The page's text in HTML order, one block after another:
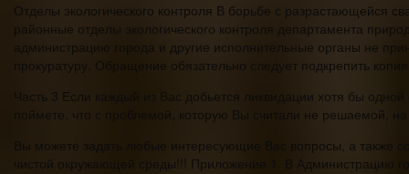
Отделы экологического контроля В борьбе с разрастающейся
районные отделы экологического контроля департамента
администрацию города и другие исполнительные органы не
прокуратуру. Обращение обязательно следует подкрепить
Часть 3 Если каждый из Вас добьется ликвидации хотя бы
поймете, что с проблемой, которую Вы считали не решаемой,
Вы можете задать любые интересующие Вас вопросы, а также
чистой окружающей среды!!! Приложение 1. В Администрацию